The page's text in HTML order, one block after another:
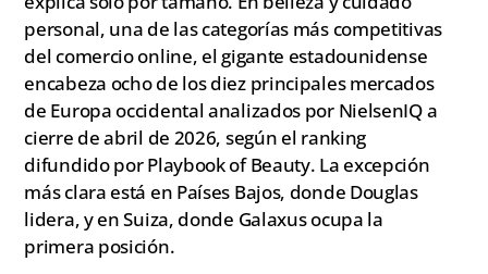
personal, una de las categorías más competitivas
del comercio online, el gigante estadounidense
encabeza ocho de los diez principales mercados
de Europa occidental analizados por NielsenIQ a
cierre de abril de 2026, según el ranking
difundido por Playbook of Beauty. La excepción
más clara está en Países Bajos, donde Douglas
lidera, y en Suiza, donde Galaxus ocupa la
primera posición.